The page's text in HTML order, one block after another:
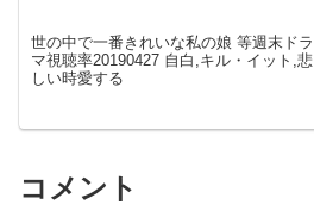
世の中で一番きれいな私の娘 等週末ドラ
マ視聴率20190427 自白,キル・イット,悲
しい時愛する
コメント